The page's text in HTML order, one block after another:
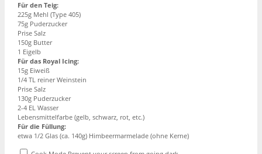
Für den Teig:
225g Mehl (Type 405)
75g Puderzucker
Prise Salz
150g Butter
1 Eigelb
Für das Royal Icing:
15g Eiweiß
1/4 TL reiner Weinstein
Prise Salz
130g Puderzucker
2-4 EL Wasser
Lebensmittelfarbe (gelb, schwarz, rot, etc.)
Für die Füllung:
etwa 1/2 Glas (ca. 140g) Himbeermarmelade (ohne Kerne)